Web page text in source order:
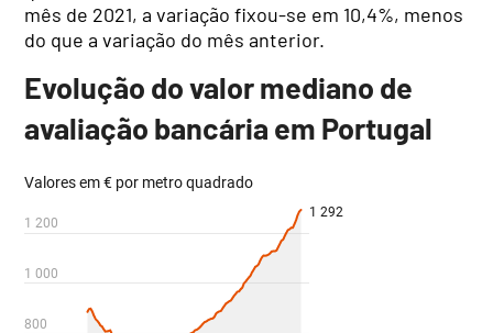
mês de 2021, a variação fixou-se em 10,4%, menos
do que a variação do mês anterior.
Evolução do valor mediano de
avaliação bancária em Portugal